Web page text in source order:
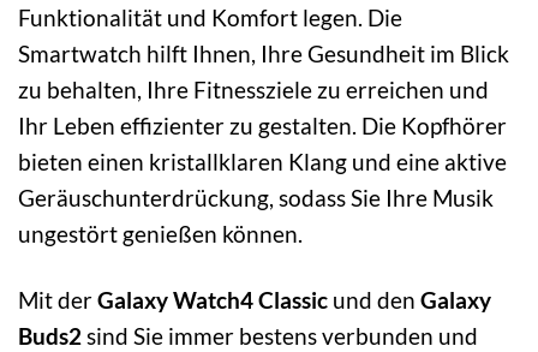
Funktionalität und Komfort legen. Die
Smartwatch hilft Ihnen, Ihre Gesundheit im Blick
zu behalten, Ihre Fitnessziele zu erreichen und
Ihr Leben effizienter zu gestalten. Die Kopfhörer
bieten einen kristallklaren Klang und eine aktive
Geräuschunterdrückung, sodass Sie Ihre Musik
ungestört genießen können.
Mit derGalaxy Watch4 Classic und den Galaxy
Buds2 sind Sie immer bestens verbunden und